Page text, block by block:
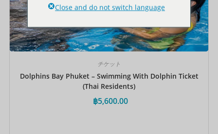
チケット
Dolphins Bay Phuket – Swimming With Dolphin Ticket
(Thai Residents)
฿5,600.00
Close and do not switch language